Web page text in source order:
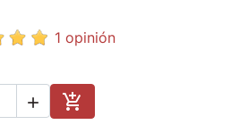
1 opinión
 
Add to cart